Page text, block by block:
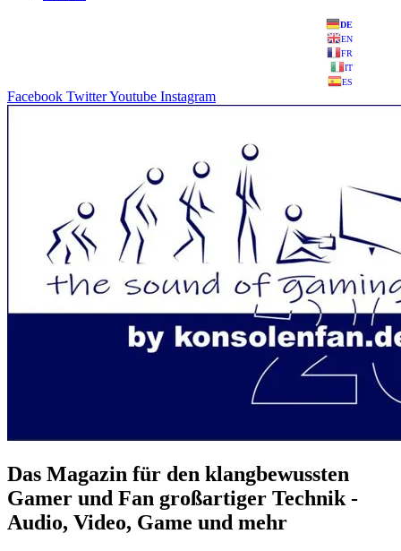
DE
EN
FR
IT
ES
Facebook TwitterYoutube Instagram
Das Magazin für den klangbewussten
Gamer und Fan großartiger Technik -
Audio, Video, Game und mehr